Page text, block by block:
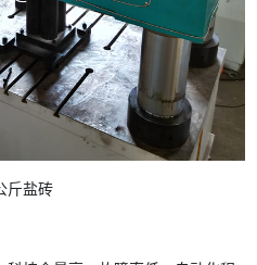
斤盐砖